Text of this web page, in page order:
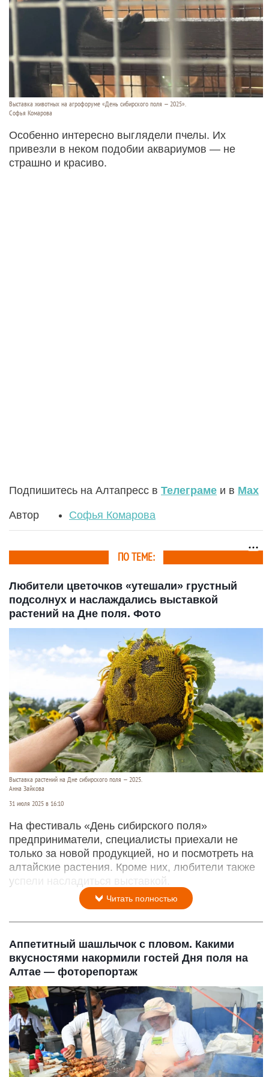
Выставка животных на агрофоруме «День сибирского поля — 2025».
Софья Комарова
Особенно интересно выглядели пчелы. Их
привезли в неком подобии аквариумов — не
страшно и красиво.
Подпишитесь на Алтапресс в Телеграме и в Max
Автор Софья Комарова
ПО ТЕМЕ:
Любители цветочков «утешали» грустный
подсолнух и наслаждались выставкой
растений на Дне поля. Фото
Выставка растений на Дне сибирского поля — 2025.
Анна Зайкова
31 июля 2025 в 16:10
На фестиваль «День сибирского поля»
предприниматели, специалисты приехали не
только за новой продукцией, но и посмотреть на
алтайские растения. Кроме них, любители также
успели насладиться выставкой.
Читать полностью
Аппетитный шашлычок с пловом. Какими
вкусностями накормили гостей Дня поля на
Алтае — фоторепортаж